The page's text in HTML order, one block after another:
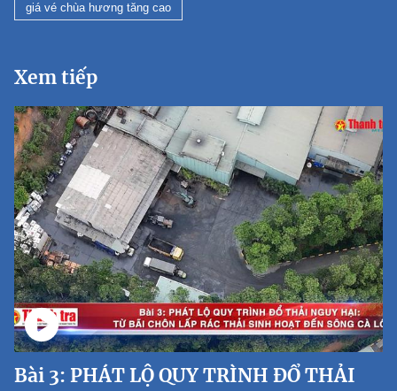
giá vé chùa hương tăng cao
Xem tiếp
Bài 3: PHÁT LỘ QUY TRÌNH ĐỔ THẢI